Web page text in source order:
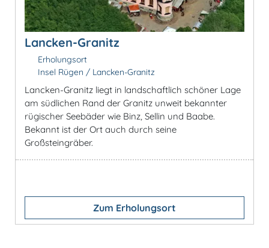
Lancken-Granitz
Erholungsort
Insel Rügen / Lancken-Granitz
Lancken-Granitz liegt in landschaftlich schöner Lage
am südlichen Rand der Granitz unweit bekannter
rügischer Seebäder wie Binz, Sellin und Baabe.
Bekannt ist der Ort auch durch seine
Großsteingräber.
Zum Erholungsort